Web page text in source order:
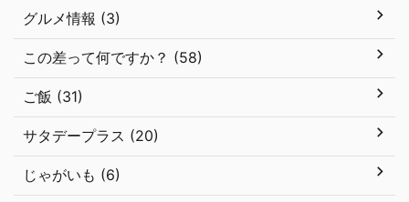
グルメ情報 (3)
この差って何ですか？ (58)
ご飯 (31)
サタデープラス (20)
じゃがいも (6)